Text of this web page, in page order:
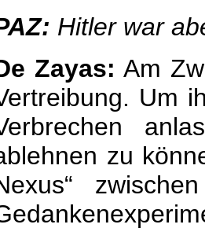
Hitler war
Zayas: Am
Um
zu